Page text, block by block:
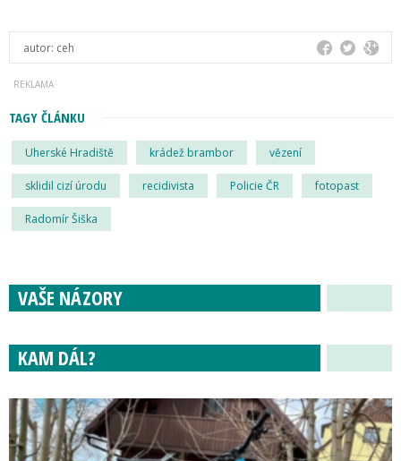
autor: ceh
TAGY ČLÁNKU
Uherské Hradiště krádež brambor vězení
sklidil cizí úrodu recidivista Policie ČR fotopast
Radomír Šiška
VAŠE NÁZORY
KAM DÁL?